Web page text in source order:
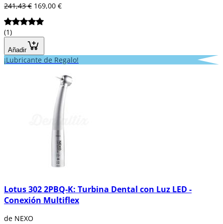
241,43 € 169,00 €
(1)
Añadir
¡Lubricante de Regalo!
Lotus 302 2PBQ-K: Turbina Dental con Luz LED -
Conexión Multiflex
de NEXO